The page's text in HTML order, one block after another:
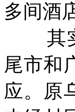
多间酒
其
尾市和
应。原